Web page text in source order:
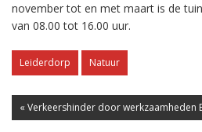
november tot en met maart is de
van 08.00 tot 16.00 uur.
Leiderdorp Natuur
« Verkeershinder door werkzaamheden